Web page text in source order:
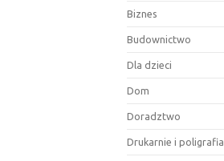
Biznes
Budownictwo
Dla dzieci
Dom
Doradztwo
Drukarnie i poligrafia